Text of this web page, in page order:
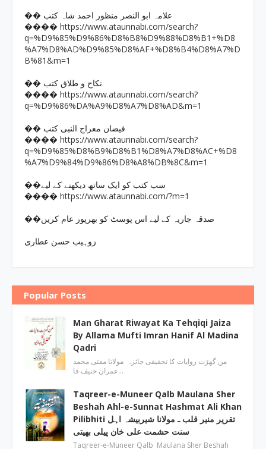
�� علامہ ابو النصر منظور احمد شاہ کتب
���� https://www.ataunnabi.com/search?
q=%D9%85%D9%86%D8%B8%D9%88%D8%B1+%D8
%A7%D8%AD%D9%85%D8%AF+%D8%B4%D8%A7%D
B%81&m=1
�� نکاح و طلاق کتب
���� https://www.ataunnabi.com/search?
q=%D9%86%DA%A9%D8%A7%D8%AD&m=1
�� فیضان معراج النبی کتب
���� https://www.ataunnabi.com/search?
q=%D9%85%D8%B9%D8%B1%D8%A7%D8%AC+%D8
%A7%D9%84%D9%86%D8%A8%DB%8C&m=1
��سب کتب کو ایک ساتھ دیکھنے کے لیے
���� https://www.ataunnabi.com/?m=1
��صدقہ جاریہ کے لیے اس پوسٹ کو بھرپور عام کریں
زوہیب حسن عطاری
Popular Posts
Man Gharat Riwayat Ka Tehqiqi Jaiza
By Allama Mufti Imran Hanif Al Madina
Qadri
من گھڑت روایات کا تحقیقی جائزہ مولانا مفتی محمد
عمران حنیف قا…
Taqreer-e-Muneer Qalb Maulana Sher
Beshah Ahl-e-Sunnat Hashmat Ali Khan
Pilibhiti تقریر منیر قلب ـ مولانا شیربیشہ اہل
سنت حشمت علی خان پیلی بھیتی
Taqreer-e-Muneer Qalb Maulana Sher Beshah